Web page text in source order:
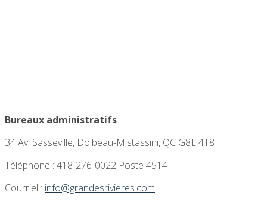
Bureaux administratifs
34 Av. Sasseville, Dolbeau-Mistassini, QC G8L 4T8
Téléphone : 418-276-0022 Poste 4514
Courriel : info@grandesrivieres.com